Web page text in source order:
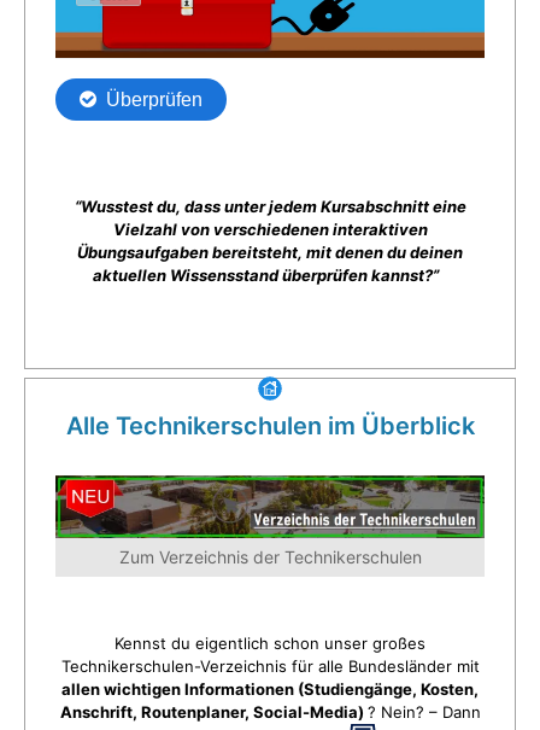
“Wusstest du, dass unter jedem Kursabschnitt eine
Vielzahl von verschiedenen interaktiven
Übungsaufgaben bereitsteht, mit denen du deinen
aktuellen Wissensstand überprüfen kannst?”
Alle Technikerschulen im Überblick
Zum Verzeichnis der Technikerschulen
Kennst du eigentlich schon unser großes
Technikerschulen-Verzeichnis für alle Bundesländer mit
allen wichtigen Informationen (Studiengänge, Kosten,
Anschrift, Routenplaner, Social-Media) ? Nein? – Dann